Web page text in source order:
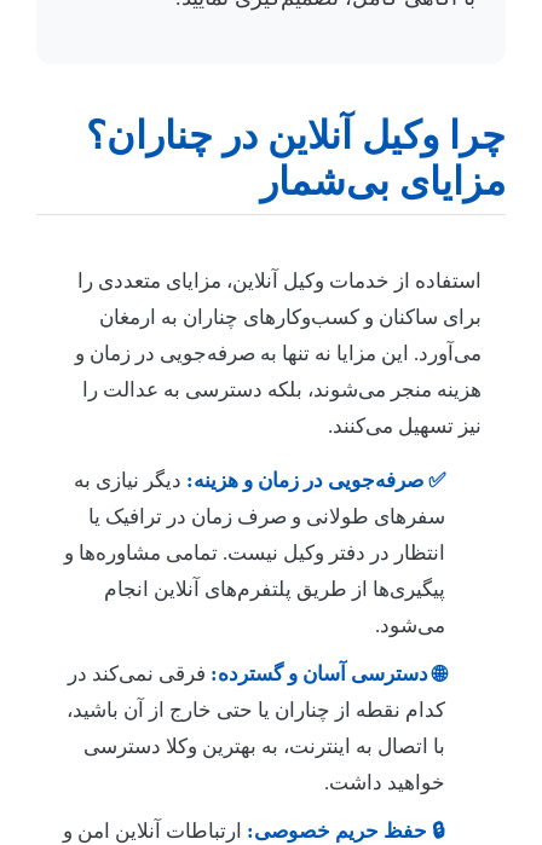
چرا وکیل آنلاین در چناران؟
مزایای بی‌شمار
استفاده از خدمات وکیل آنلاین، مزایای متعددی را
برای ساکنان و کسب‌وکارهای چناران به ارمغان
می‌آورد. این مزایا نه تنها به صرفه‌جویی در زمان و
هزینه منجر می‌شوند، بلکه دسترسی به عدالت را
نیز تسهیل می‌کنند.
✅ صرفه‌جویی در زمان و هزینه: دیگر نیازی به
سفرهای طولانی و صرف زمان در ترافیک یا
انتظار در دفتر وکیل نیست. تمامی مشاوره‌ها و
پیگیری‌ها از طریق پلتفرم‌های آنلاین انجام
می‌شود.
🌐 دسترسی آسان و گسترده: فرقی نمی‌کند در
کدام نقطه از چناران یا حتی خارج از آن باشید،
با اتصال به اینترنت، به بهترین وکلا دسترسی
خواهید داشت.
🔒 حفظ حریم خصوصی: ارتباطات آنلاین امن و